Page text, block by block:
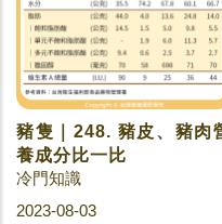
豬隻｜248. 豬皮、豬肉
養成分比一比
冷門知識
2023-08-03